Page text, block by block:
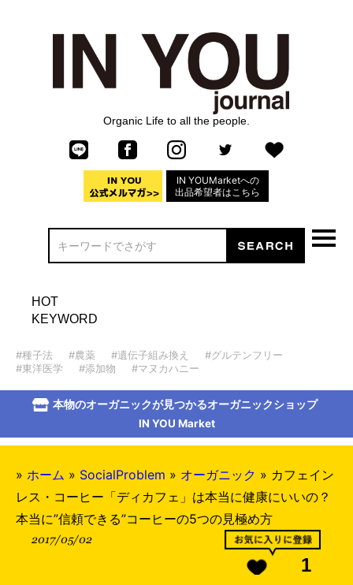
Organic Life to all the people.
IN YOUMarketへの
出品希望者はこちら
HOT
KEYWORD
#種子法 #農薬 #遺伝子組み換え
#グルテンフリー
#東洋医学
#添加物 #マヌカハニー
本物のオーガニックが見つかるオーガニックショップ
IN YOU Market
» ホーム » SocialProblem » オーガニック » カフェイン
レス・コーヒー「ディカフェ」は本当に健康にいいの？
本当に”信頼できる”コーヒーの5つの見極め方
2017/05/02
1